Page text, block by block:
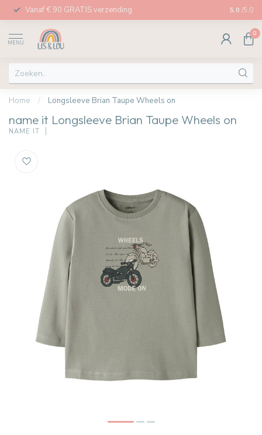
Vanaf € 90 GRATIS verzending Afhalen
5.0 /5.0
MENU
0
Home / Longsleeve Brian Taupe Wheels on
name it Longsleeve Brian Taupe Wheels on
NAME IT